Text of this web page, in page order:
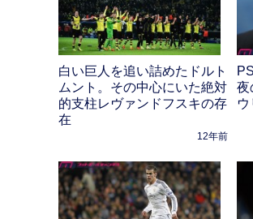
白い巨人を追い詰めたドルト
ムント。その中心にいた絶対
的支柱レヴァンドフスキの存
在
12年前
夜